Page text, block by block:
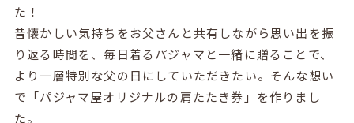
た！
昔懐かしい気持ちをお父さんと共有しながら思い出を振
り返る時間を、毎日着るパジャマと一緒に贈ることで、
より一層特別な父の日にしていただきたい。そんな想い
で「パジャマ屋オリジナルの肩たたき券」を作りまし
た。